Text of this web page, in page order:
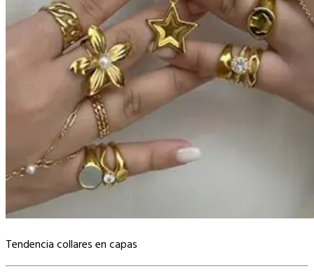
Tendencia collares en capas